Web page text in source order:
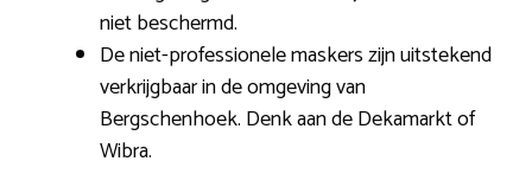
niet beschermd.
De niet-professionele maskers zijn uitstekend
verkrijgbaar in de omgeving van
Bergschenhoek. Denk aan de Dekamarkt of
Wibra.